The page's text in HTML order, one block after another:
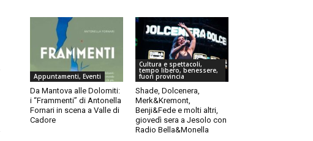
Appuntamenti, Eventi
Da Mantova alle Dolomiti:
i “Frammenti” di Antonella
Fornari in scena a Valle di
Cadore
Cultura e spettacoli,
tempo libero, benessere,
fuori provincia
Shade, Dolcenera,
Merk&Kremont,
Benji&Fede e molti altri,
giovedì sera a Jesolo con
Radio Bella&Monella